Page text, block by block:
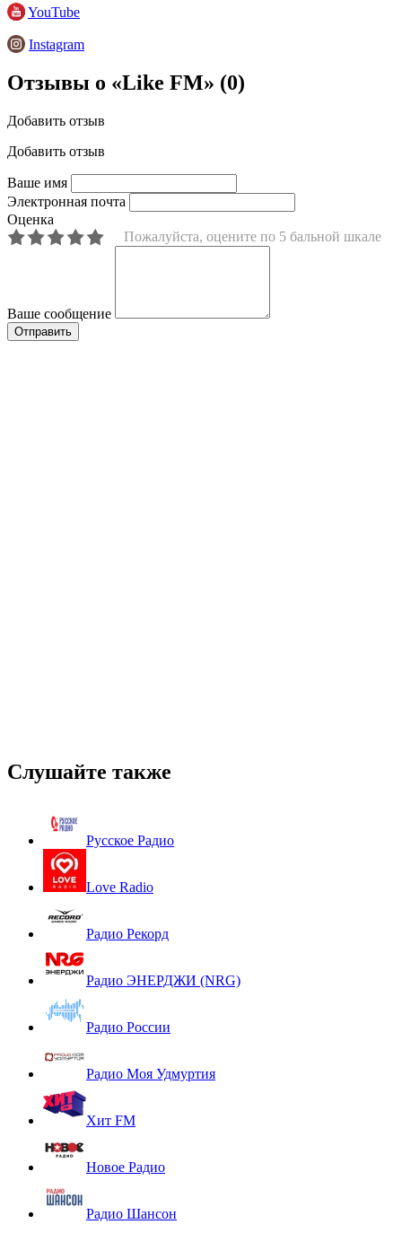
YouTube
Instagram
Отзывы о «Like FM» (0)
Добавить отзыв
Добавить отзыв
Ваше имя
Электронная почта
Оценка
Пожалуйста, оцените по 5 бальной шкале
Ваше сообщение
Слушайте также
Русское Радио
Love Radio
Радио Рекорд
Радио ЭНЕРДЖИ (NRG)
Радио России
Радио Моя Удмуртия
Хит FM
Новое Радио
Радио Шансон